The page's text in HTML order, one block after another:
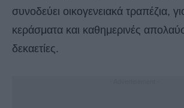
συνοδεύει οικογενειακά τραπέζια,
κεράσματα και καθημερινές
δεκαετίες.